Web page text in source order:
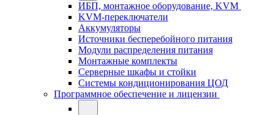
ИБП, монтажное оборудование, KVM
KVM-переключатели
Аккумуляторы
Источники бесперебойного питания
Модули распределения питания
Монтажные комплекты
Серверные шкафы и стойки
Системы кондиционирования ЦОД
Программное обеспечение и лицензии